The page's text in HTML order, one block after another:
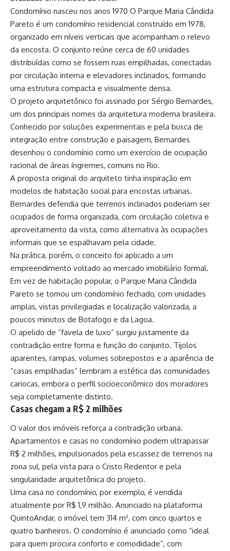
Condomínio nasceu nos anos 1970 O Parque Maria Cândida
Pareto é um condomínio residencial construído em 1978,
organizado em níveis verticais que acompanham o relevo
da encosta. O conjunto reúne cerca de 60 unidades
distribuídas como se fossem ruas empilhadas, conectadas
por circulação interna e elevadores inclinados, formando
uma estrutura compacta e visualmente densa.
O projeto arquitetônico foi assinado por Sérgio Bernardes,
um dos principais nomes da arquitetura moderna brasileira.
Conhecido por soluções experimentais e pela busca de
integração entre construção e paisagem, Bernardes
desenhou o condomínio como um exercício de ocupação
racional de áreas íngremes, comuns no Rio.
A proposta original do arquiteto tinha inspiração em
modelos de habitação social para encostas urbanas.
Bernardes defendia que terrenos inclinados poderiam ser
ocupados de forma organizada, com circulação coletiva e
aproveitamento da vista, como alternativa às ocupações
informais que se espalhavam pela cidade.
Na prática, porém, o conceito foi aplicado a um
empreendimento voltado ao mercado imobiliário formal.
Em vez de habitação popular, o Parque Maria Cândida
Pareto se tornou um condomínio fechado, com unidades
amplas, vistas privilegiadas e localização valorizada, a
poucos minutos de Botafogo e da Lagoa.
O apelido de “favela de luxo” surgiu justamente da
contradição entre forma e função do conjunto. Tijolos
aparentes, rampas, volumes sobrepostos e a aparência de
“casas empilhadas” lembram a estética das comunidades
cariocas, embora o perfil socioeconômico dos moradores
seja completamente distinto.
Casas chegam a R$ 2 milhões
O valor dos imóveis reforça a contradição urbana.
Apartamentos e casas no condomínio podem ultrapassar
R$ 2 milhões, impulsionados pela escassez de terrenos na
zona sul, pela vista para o Cristo Redentor e pela
singularidade arquitetônica do projeto.
Uma casa no condomínio, por exemplo, é vendida
atualmente por R$ 1,9 milhão. Anunciado na plataforma
QuintoAndar, o imóvel tem 314 m², com cinco quartos e
quatro banheiros. O condomínio é anunciado como “ideal
para quem procura conforto e comodidade”, com